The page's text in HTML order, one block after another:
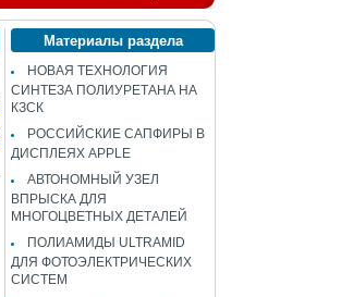
Материалы раздела
НОВАЯ ТЕХНОЛОГИЯ
СИНТЕЗА ПОЛИУРЕТАНА НА
КЗСК
РОССИЙСКИЕ САПФИРЫ В
ДИСПЛЕЯХ APPLE
АВТОНОМНЫЙ УЗЕЛ
ВПРЫСКА ДЛЯ
МНОГОЦВЕТНЫХ ДЕТАЛЕЙ
ПОЛИАМИДЫ ULTRAMID
ДЛЯ ФОТОЭЛЕКТРИЧЕСКИХ
СИСТЕМ